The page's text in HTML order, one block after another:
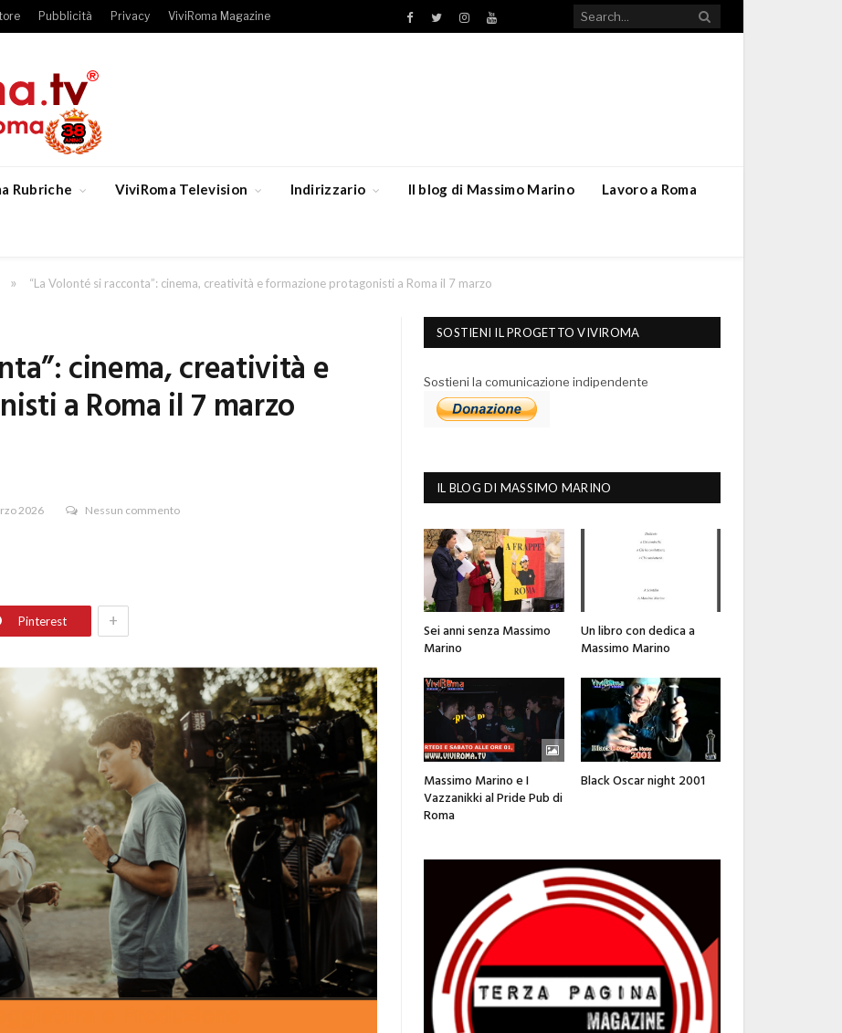
Pubblicità Privacy ViviRoma Magazine Facebook
TwitterInstagramYouTube
Rubriche ViviRoma Television Indirizzario Il blog di Massimo Marino Lavoro a Roma
» “La Volonté si racconta”: cinema, creatività e formazione protagonisti a Roma il 7 marzo
cinema, creatività e
a Roma il 7 marzo
2026 Nessun commento
Pinterest +
SOSTIENI IL PROGETTO VIVIROMA
Sostieni la comunicazione indipendente
IL BLOG DI MASSIMO MARINO
Sei anni senza Massimo
Marino
Un libro con dedica a
Massimo Marino
Massimo Marino e I
Vazzanikki al Pride Pub di
Roma
Black Oscar night 2001